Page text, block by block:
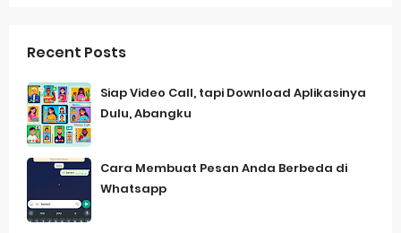
Recent Posts
Siap Video Call, tapi Download Aplikasinya
Dulu, Abangku
Cara Membuat Pesan Anda Berbeda di
Whatsapp